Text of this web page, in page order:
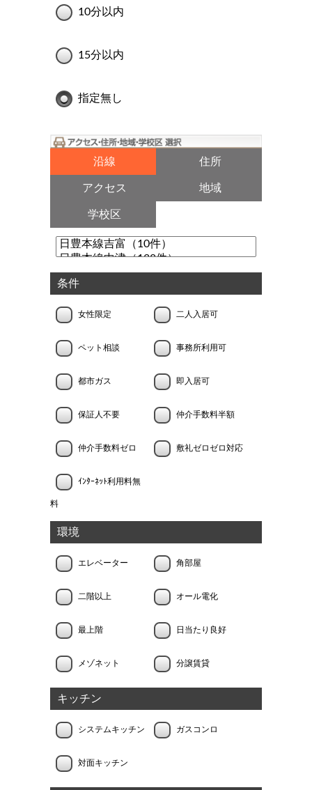
10分以内
15分以内
指定無し
沿線 住所
アクセス 地域
学校区
条件
女性限定 二人入居可
ペット相談 事務所利用可
都市ガス 即入居可
保証人不要 仲介手数料半額
仲介手数料ゼロ 敷礼ゼロゼロ対応
ｲﾝﾀｰﾈｯﾄ利用料無
料
環境
エレベーター 角部屋
二階以上 オール電化
最上階 日当たり良好
メゾネット 分譲賃貸
キッチン
システムキッチン ガスコンロ
対面キッチン